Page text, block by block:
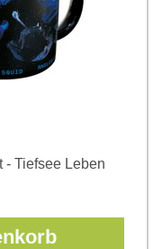
- Tiefsee Leben